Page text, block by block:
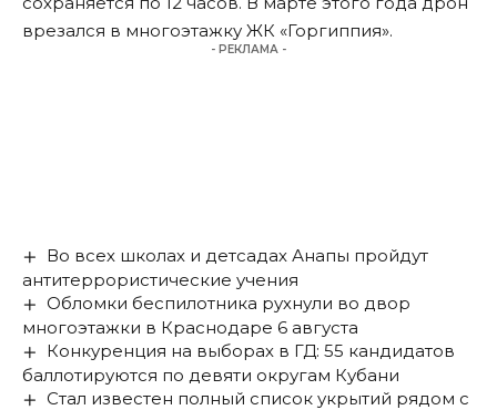
врезался в многоэтажку ЖК «Горгиппия».
- РЕКЛАМА -
Во всех школах и детсадах Анапы пройдут
антитеррористические учения
Обломки беспилотника рухнули во двор
многоэтажки в Краснодаре 6 августа
Конкуренция на выборах в ГД: 55 кандидатов
баллотируются по девяти округам Кубани
Стал известен полный список укрытий рядом с